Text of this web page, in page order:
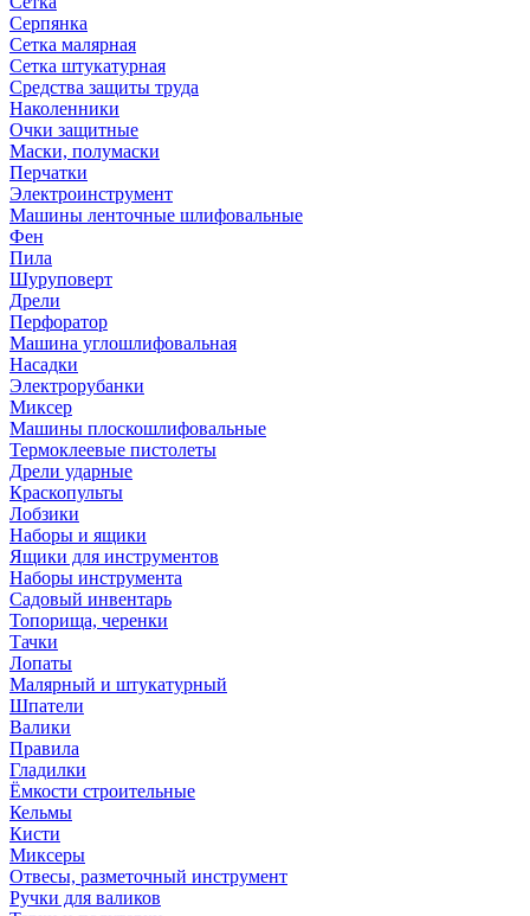
Серпянка
Сетка малярная
Сетка штукатурная
Средства защиты труда
Наколенники
Очки защитные
Маски, полумаски
Перчатки
Электроинструмент
Машины ленточные шлифовальные
Фен
Пила
Шуруповерт
Дрели
Перфоратор
Машина углошлифовальная
Насадки
Электрорубанки
Миксер
Машины плоскошлифовальные
Термоклеевые пистолеты
Дрели ударные
Краскопульты
Лобзики
Наборы и ящики
Ящики для инструментов
Наборы инструмента
Садовый инвентарь
Топорища, черенки
Тачки
Лопаты
Малярный и штукатурный
Шпатели
Валики
Правила
Гладилки
Ёмкости строительные
Кельмы
Кисти
Миксеры
Отвесы, разметочный инструмент
Ручки для валиков